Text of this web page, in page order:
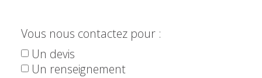
Vous nous contactez pour :
Un devis
Un renseignement